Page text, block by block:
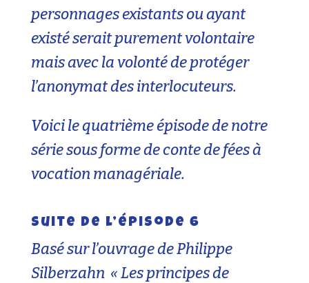
personnages existants ou ayant
existé serait purement volontaire
mais avec la volonté de protéger
l’anonymat des interlocuteurs.
Voici le quatrième épisode de notre
série sous forme de conte de fées à
vocation managériale.
Suite de l’épisode 6
Basé sur l’ouvrage de Philippe
Silberzahn « Les principes de